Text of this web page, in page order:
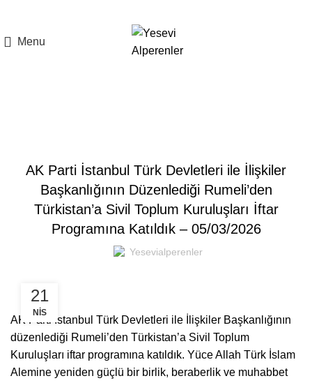
Menu
AK Parti İstanbul Türk Devletleri ile İlişkiler
Başkanlığının Düzenlediği Rumeli’den
Türkistan’a Sivil Toplum Kuruluşları İftar
Programına Katıldık – 05/03/2026
Yesevialperenler
21
NIS
AK Parti İstanbul Türk Devletleri ile İlişkiler Başkanlığının
düzenlediği Rumeli’den Türkistan’a Sivil Toplum
Kuruluşları iftar programına katıldık. Yüce Allah Türk İslam
Alemine yeniden güçlü bir birlik, beraberlik ve muhabbet